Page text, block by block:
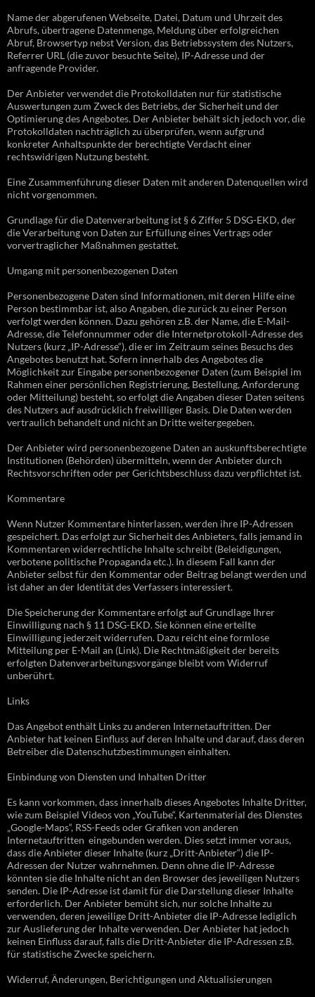
Name der abgerufenen Webseite, Datei, Datum und Uhrzeit des
Abrufs, übertragene Datenmenge, Meldung über erfolgreichen
Abruf, Browsertyp nebst Version, das Betriebssystem des Nutzers,
Referrer URL (die zuvor besuchte Seite), IP-Adresse und der
anfragende Provider.
Der Anbieter verwendet die Protokolldaten nur für statistische
Auswertungen zum Zweck des Betriebs, der Sicherheit und der
Optimierung des Angebotes. Der Anbieter behält sich jedoch vor, die
Protokolldaten nachträglich zu überprüfen, wenn aufgrund
konkreter Anhaltspunkte der berechtigte Verdacht einer
rechtswidrigen Nutzung besteht.
Eine Zusammenführung dieser Daten mit anderen Datenquellen wird
nicht vorgenommen.
Grundlage für die Datenverarbeitung ist § 6 Ziffer 5 DSG-EKD, der
die Verarbeitung von Daten zur Erfüllung eines Vertrags oder
vorvertraglicher Maßnahmen gestattet.
Umgang mit personenbezogenen Daten
Personenbezogene Daten sind Informationen, mit deren Hilfe eine
Person bestimmbar ist, also Angaben, die zurück zu einer Person
verfolgt werden können. Dazu gehören z.B. der Name, die E-Mail-
Adresse, die Telefonnummer oder die Internetprotokoll-Adresse des
Nutzers (kurz „IP-Adresse“), die er im Zeitraum seines Besuchs des
Angebotes benutzt hat. Sofern innerhalb des Angebotes die
Möglichkeit zur Eingabe personenbezogener Daten (zum Beispiel im
Rahmen einer persönlichen Registrierung, Bestellung, Anforderung
oder Mitteilung) besteht, so erfolgt die Angaben dieser Daten seitens
des Nutzers auf ausdrücklich freiwilliger Basis. Die Daten werden
vertraulich behandelt und nicht an Dritte weitergegeben.
Der Anbieter wird personenbezogene Daten an auskunftsberechtigte
Institutionen (Behörden) übermitteln, wenn der Anbieter durch
Rechtsvorschriften oder per Gerichtsbeschluss dazu verpflichtet ist.
Kommentare
Wenn Nutzer Kommentare hinterlassen, werden ihre IP-Adressen
gespeichert. Das erfolgt zur Sicherheit des Anbieters, falls jemand in
Kommentaren widerrechtliche Inhalte schreibt (Beleidigungen,
verbotene politische Propaganda etc.). In diesem Fall kann der
Anbieter selbst für den Kommentar oder Beitrag belangt werden und
ist daher an der Identität des Verfassers interessiert.
Die Speicherung der Kommentare erfolgt auf Grundlage Ihrer
Einwilligung nach § 11 DSG-EKD. Sie können eine erteilte
Einwilligung jederzeit widerrufen. Dazu reicht eine formlose
Mitteilung per E-Mail an (Link). Die Rechtmäßigkeit der bereits
erfolgten Datenverarbeitungsvorgänge bleibt vom Widerruf
unberührt.
Links
Das Angebot enthält Links zu anderen Internetauftritten. Der
Anbieter hat keinen Einfluss auf deren Inhalte und darauf, dass deren
Betreiber die Datenschutzbestimmungen einhalten.
Einbindung von Diensten und Inhalten Dritter
Es kann vorkommen, dass innerhalb dieses Angebotes Inhalte Dritter,
wie zum Beispiel Videos von „YouTube“, Kartenmaterial des Dienstes
„Google-Maps“, RSS-Feeds oder Grafiken von anderen
Internetauftritten eingebunden werden. Dies setzt immer voraus,
dass die Anbieter dieser Inhalte (kurz „Dritt-Anbieter“) die IP-
Adressen der Nutzer wahrnehmen. Denn ohne die IP-Adresse
könnten sie die Inhalte nicht an den Browser des jeweiligen Nutzers
senden. Die IP-Adresse ist damit für die Darstellung dieser Inhalte
erforderlich. Der Anbieter bemüht sich, nur solche Inhalte zu
verwenden, deren jeweilige Dritt-Anbieter die IP-Adresse lediglich
zur Auslieferung der Inhalte verwenden. Der Anbieter hat jedoch
keinen Einfluss darauf, falls die Dritt-Anbieter die IP-Adressen z.B.
für statistische Zwecke speichern.
Widerruf, Änderungen, Berichtigungen und Aktualisierungen